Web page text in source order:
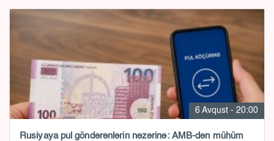
6 Avqust - 20:00
Rusiyaya pul göndərənlərin nəzərinə: AMB-dən mühüm